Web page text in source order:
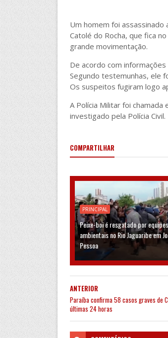
Um homem foi
Catolé do Rocha, que fica
grande movimentação.
De acordo com
Segundo testemunhas, ele
Os suspeitos fugiram logo
A Polícia Militar foi
investigado pela Polícia
COMPARTILHAR
PRINCIPAL
Peixe-boi é resgatado por equipes
ambientais no Rio Jaguaribe em
Pessoa
ANTERIOR
Paraíba confirma 58 casos graves de
últimas 24 horas